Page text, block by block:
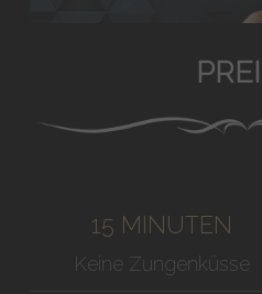
15 MINUTEN
Keine Zungenküsse